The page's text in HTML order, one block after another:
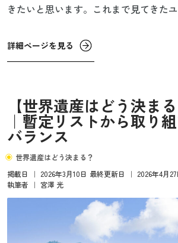
きたいと思います。これまで見てきた
遺産委員会と中心が移っていって、最終
されるまでは4年半以上かかる大作業に
詳細ページを見る
【世界遺産はどう決ま
｜暫定リストから取り
バランス
世界遺産はどう決まる？
掲載日
｜ 2026年3月10日 最終更新日 ｜ 2026年4月27
執筆者
｜ 宮澤 光